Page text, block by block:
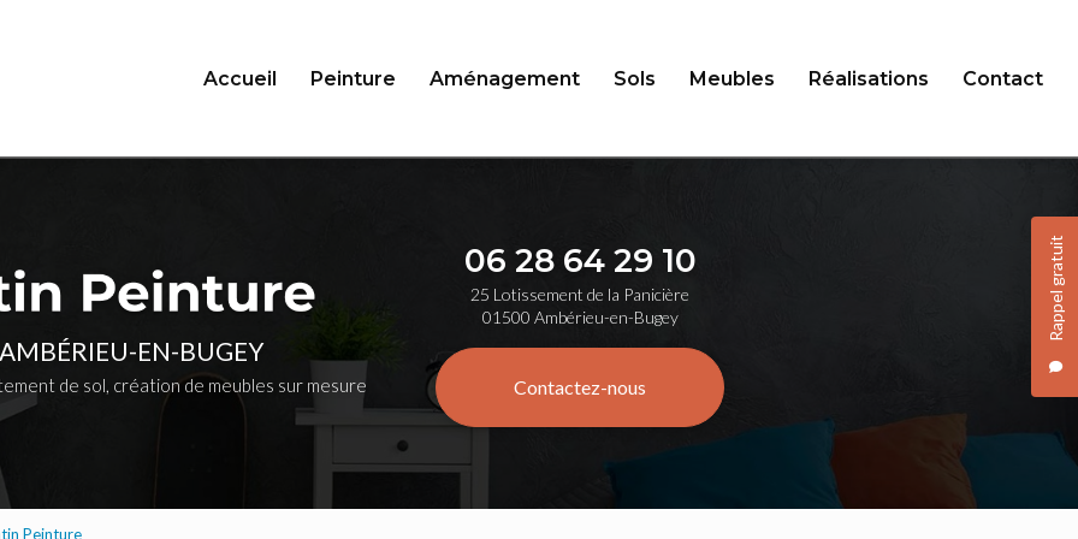
Rappel gratuit
Accueil Peinture Aménagement Sols Meubles Réalisations Contact
EN-BUGEY
de sol, création de meubles sur mesure
06 28 64 29 10
25 Lotissement de la Panicière
01500 Ambérieu-en-Bugey
Contactez-nous
Peinture